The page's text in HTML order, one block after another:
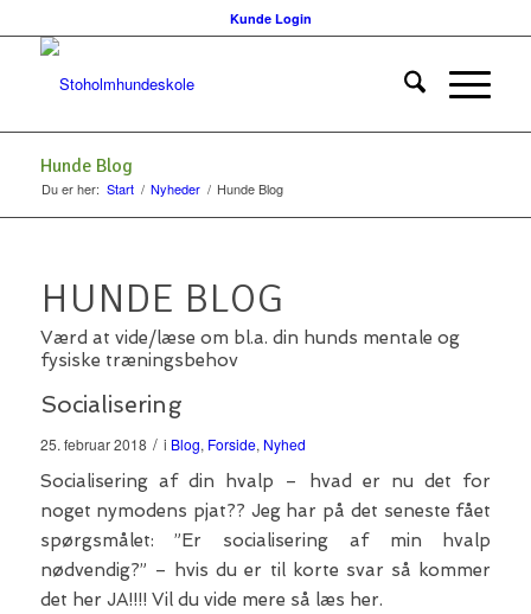
Kunde Login
Hunde Blog
Du er her: Start / Nyheder / Hunde Blog
HUNDE BLOG
Værd at vide/læse om bl.a. din hunds mentale og
fysiske træningsbehov
Socialisering
25. februar 2018 / i Blog, Forside, Nyhed
Socialisering af din hvalp – hvad er nu det for
noget nymodens pjat?? Jeg har på det seneste fået
spørgsmålet: ”Er socialisering af min hvalp
nødvendig?” – hvis du er til korte svar så kommer
det her JA!!!! Vil du vide mere så læs her.